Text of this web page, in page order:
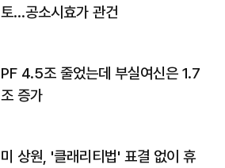
토…공소시효가 관건
PF 4.5조 줄었는데 부실여신은 1.7
조 증가
미 상원, '클래리티법' 표결 없이 휴